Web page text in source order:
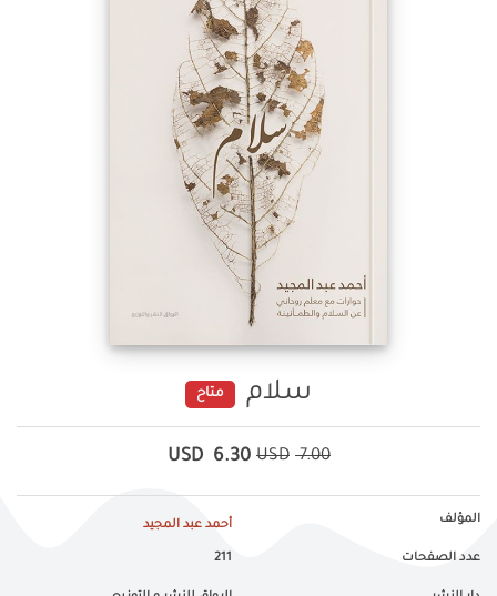
سلام متاح
7.00
USD
6.30
USD
المؤلف أحمد عبد المجيد
عدد الصفحات 211